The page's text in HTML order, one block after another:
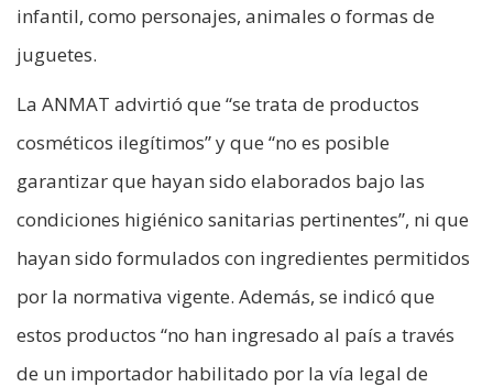
infantil, como personajes, animales o formas de
juguetes.
La ANMAT advirtió que “se trata de productos
cosméticos ilegítimos” y que “no es posible
garantizar que hayan sido elaborados bajo las
condiciones higiénico sanitarias pertinentes”, ni que
hayan sido formulados con ingredientes permitidos
por la normativa vigente. Además, se indicó que
estos productos “no han ingresado al país a través
de un importador habilitado por la vía legal de